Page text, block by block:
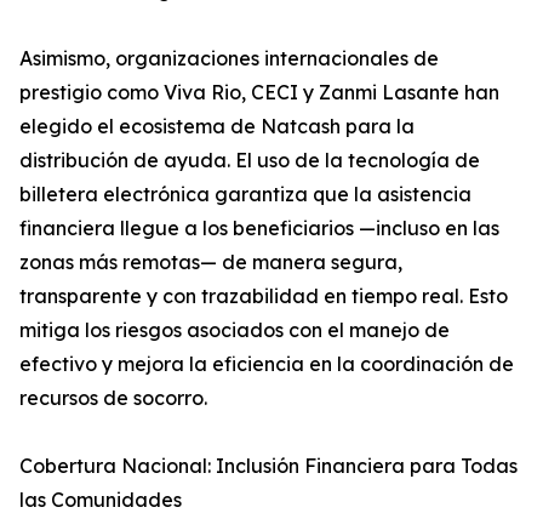
Asimismo, organizaciones internacionales de
prestigio como Viva Rio, CECI y Zanmi Lasante han
elegido el ecosistema de Natcash para la
distribución de ayuda. El uso de la tecnología de
billetera electrónica garantiza que la asistencia
financiera llegue a los beneficiarios —incluso en las
zonas más remotas— de manera segura,
transparente y con trazabilidad en tiempo real. Esto
mitiga los riesgos asociados con el manejo de
efectivo y mejora la eficiencia en la coordinación de
recursos de socorro.
Cobertura Nacional: Inclusión Financiera para Todas
las Comunidades